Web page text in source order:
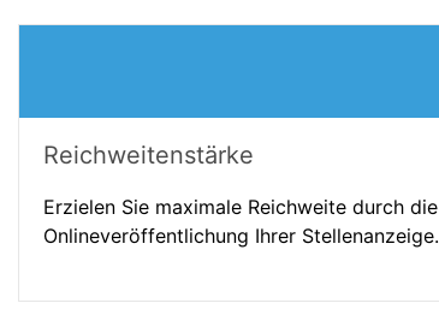
Reichweitenstärke
Erzielen Sie maximale Reichweite durch die
Onlineveröffentlichung Ihrer Stellenanzeige.